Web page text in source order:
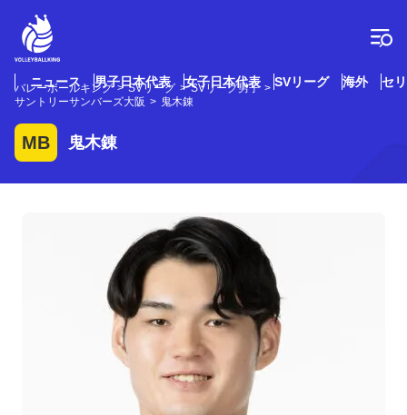
ニュース 男子日本代表 女子日本代表 SVリーグ 海外 セ
バレーボールキング SVリーグ
SVリーグ男子
サントリーサンバーズ大阪
鬼木錬
MB 鬼木錬